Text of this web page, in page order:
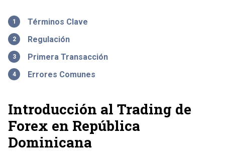
Términos Clave
Regulación
Primera Transacción
Errores Comunes
Introducción al Trading de
Forex en República
Dominicana